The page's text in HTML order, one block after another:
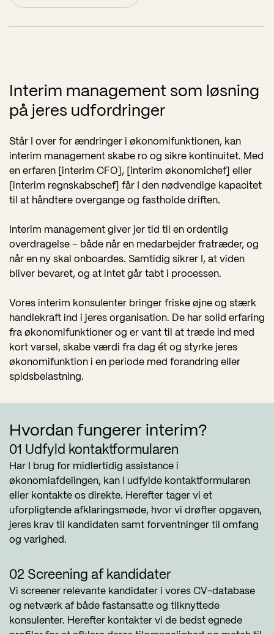
Interim management som løsning
på jeres udfordringer
Står I over for ændringer i økonomifunktionen, kan
interim management skabe ro og sikre kontinuitet. Med
en erfaren [interim CFO], [interim økonomichef] eller
[interim regnskabschef] får I den nødvendige kapacitet
til at håndtere overgange og fastholde driften.
Interim management giver jer tid til en ordentlig
overdragelse – både når en medarbejder fratræder, og
når en ny skal onboardes. Samtidig sikrer I, at viden
bliver bevaret, og at intet går tabt i processen.
Vores interim konsulenter bringer friske øjne og stærk
handlekraft ind i jeres organisation. De har solid erfaring
fra økonomifunktioner og er vant til at træde ind med
kort varsel, skabe værdi fra dag ét og styrke jeres
økonomifunktion i en periode med forandring eller
spidsbelastning.
Hvordan fungerer interim?
01 Udfyld kontaktformularen
Har I brug for midlertidig assistance i
økonomiafdelingen, kan I udfylde kontaktformularen
eller kontakte os direkte. Herefter tager vi et
uforpligtende afklaringsmøde, hvor vi drøfter opgaven,
jeres krav til kandidaten samt forventninger til omfang
og varighed.
02 Screening af kandidater
Vi screener relevante kandidater i vores CV-database
og netværk af både fastansatte og tilknyttede
konsulenter. Herefter kontakter vi de bedst egnede